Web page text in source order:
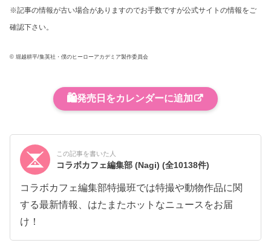
※記事の情報が古い場合がありますのでお手数ですが公式サイトの情報をご
確認下さい。
© 堀越耕平/集英社・僕のヒーローアカデミア製作委員会
🛍️発売日をカレンダーに追加
この記事を書いた人
コラボカフェ編集部 (Nagi)(全10138件)
コラボカフェ編集部特撮班では特撮や動物作品に関
する最新情報、はたまたホットなニュースをお届
け！